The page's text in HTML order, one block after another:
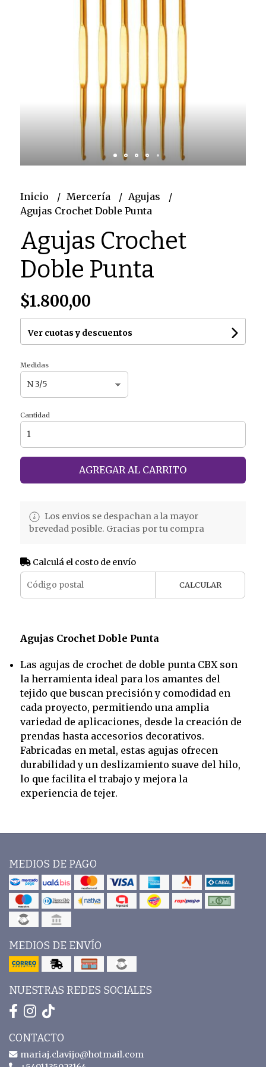
Inicio Mercería
Agujas
Agujas Crochet Doble Punta
Agujas Crochet
Doble Punta
$1.800,00
Ver cuotas y descuentos
Medidas
Cantidad
AGREGAR AL CARRITO
Los envios se despachan a la mayor
brevedad posible. Gracias por tu compra
Calculá el costo de envío
CALCULAR
Agujas Crochet Doble Punta
Las agujas de crochet de doble punta CBX son
la herramienta ideal para los amantes del
tejido que buscan precisión y comodidad en
cada proyecto, permitiendo una amplia
variedad de aplicaciones, desde la creación de
prendas hasta accesorios decorativos.
Fabricadas en metal, estas agujas ofrecen
durabilidad y un deslizamiento suave del hilo,
lo que facilita el trabajo y mejora la
experiencia de tejer.
MEDIOS DE PAGO
MEDIOS DE ENVÍO
NUESTRAS REDES SOCIALES
CONTACTO
mariaj.clavijo@hotmail.com